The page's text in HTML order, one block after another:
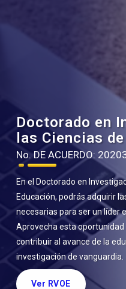
Doctorado en
las Ciencias
No. DE ACUERDO:
En el Doctorado en
Educación, podrás adquirir
necesarias para ser un líder
Aprovecha esta
contribuir al avance de la
investigación de vanguardia.
Ver RVOE